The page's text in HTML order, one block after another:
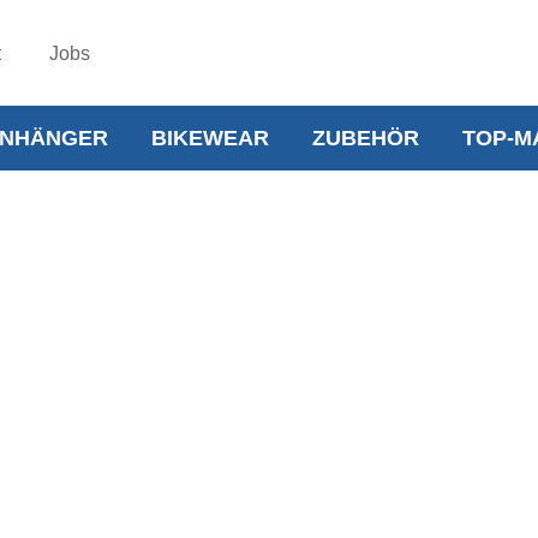
Jobs
BIKEWEAR ZUBEHÖR TOP-